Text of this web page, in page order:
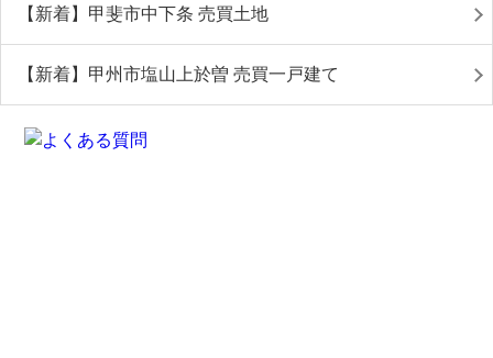
【新着】甲斐市中下条 売買土地
【新着】甲州市塩山上於曽 売買一戸建て